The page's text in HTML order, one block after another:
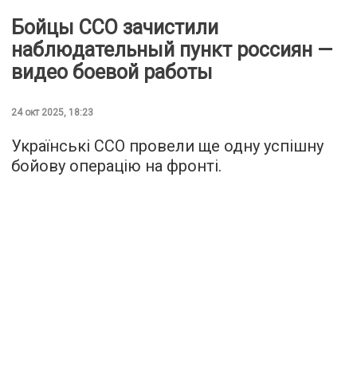
Бойцы ССО зачистили
наблюдательный пункт россиян —
видео боевой работы
24 окт 2025, 18:23
Українські ССО провели ще одну успішну
бойову операцію на фронті.